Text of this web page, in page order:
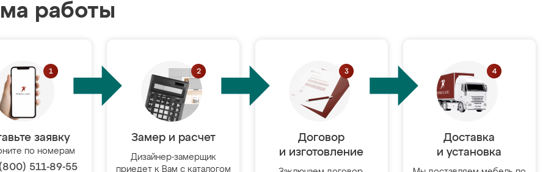
работы
заявку
по номерам
511-89-55
Замер и расчет
Дизайнер-замерщик
приедет к Вам с каталогом
Договор
и изготовление
Доставка
и установка